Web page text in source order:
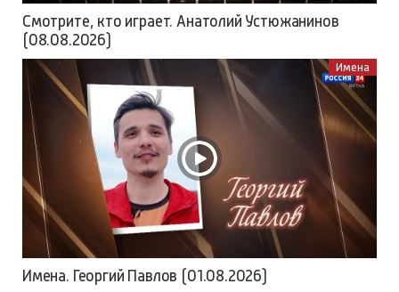
Смотрите, кто играет. Анатолий Устюжанинов
(08.08.2026)
Имена
Имена. Георгий Павлов (01.08.2026)